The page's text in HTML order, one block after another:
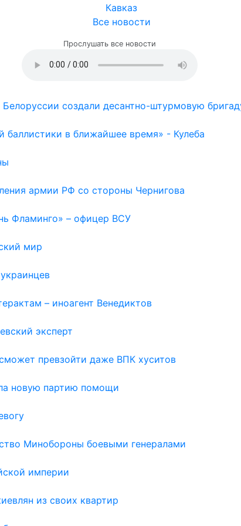
Кавказ
Все новости
Прослушать все новости
создали десантно-штурмовую
в ближайшее время» - Кулеба
армии РФ со стороны Чернигова
Фламинго» – офицер ВСУ
мир
– иноагент Венедиктов
эксперт
превзойти даже ВПК хуситов
новую партию помощи
Минобороны боевыми генералами
империи
из своих квартир